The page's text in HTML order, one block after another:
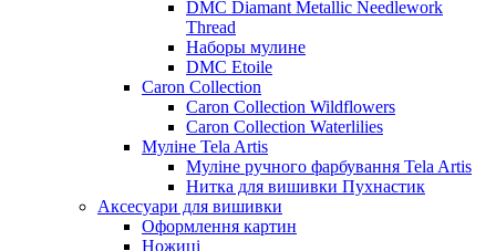
DMC Diamant Metallic Needlework
Thread
Наборы мулине
DMC Etoile
Caron Collection
Caron Collection Wildflowers
Caron Collection Waterlilies
Муліне Tela Artis
Муліне ручного фарбування Tela Artis
Нитка для вишивки Пухнастик
Аксесуари для вишивки
Оформлення картин
Ножиці